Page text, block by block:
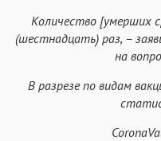
Количество [умерших
(шестнадцать) раз, –
на
В разрезе по видам